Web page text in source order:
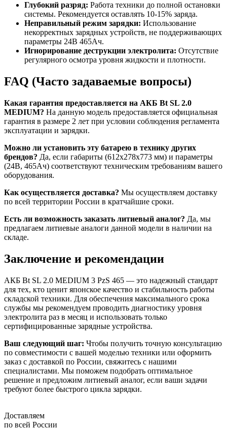
Глубокий разряд: Работа техники до полной остановки
системы. Рекомендуется оставлять 10-15% заряда.
Неправильный режим зарядки: Использование
некорректных зарядных устройств, не поддерживающих
параметры 24В 465Ач.
Игнорирование деструкции электролита: Отсутствие
регулярного осмотра уровня жидкости и плотности.
FAQ (Часто задаваемые вопросы)
Какая гарантия предоставляется на АКБ Bt SL 2.0
MEDIUM? На данную модель предоставляется официальная
гарантия в размере 2 лет при условии соблюдения регламента
эксплуатации и зарядки.
Можно ли установить эту батарею в технику других
брендов? Да, если габариты (612х278х773 мм) и параметры
(24В, 465Ач) соответствуют техническим требованиям вашего
оборудования.
Как осуществляется доставка? Мы осуществляем доставку
по всей территории России в кратчайшие сроки.
Есть ли возможность заказать литиевый аналог? Да, мы
предлагаем литиевые аналоги данной модели в наличии на
складе.
Заключение и рекомендации
АКБ Bt SL 2.0 MEDIUM 3 PzS 465 — это надежный стандарт
для тех, кто ценит японское качество и стабильность работы
складской техники. Для обеспечения максимального срока
службы мы рекомендуем проводить диагностику уровня
электролита раз в месяц и использовать только
сертифицированные зарядные устройства.
Ваш следующий шаг: Чтобы получить точную консультацию
по совместимости с вашей моделью техники или оформить
заказ с доставкой по России, свяжитесь с нашими
специалистами. Мы поможем подобрать оптимальное
решение и предложим литиевый аналог, если ваши задачи
требуют более быстрого цикла зарядки.
Доставляем
по всей России